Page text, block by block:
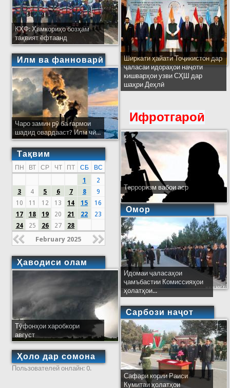
КҲФ: Ҳамкориҳо бозҳам
тақвият ёфтаанд
Илм ва фанноварӣ
Чаро замин рӯ ба гармои
шадид овардааст? Илм чӣ...
Тақвим
ПН ВТ СР ЧТ ПТ СБ
ВС
1
2
3
4 5 6 7 8
9
10
11 12 13 14 15
16
17
18 19 20 21 22
23
24
25 26 27 28
February 2025
Ҳаводиси олам
Тӯфонҳои харобкори
август
Ҳоло дар сомона
Пользователей онлайн: 0.
Ширкати ҳайати Тоҷикистон дар
ҷаласаи идораҳои наҷоти
кишварҳои узви СҲШ дар
шаҳри Деҳлӣ
Ифротгароӣ
Терроризм вабои аср
Омор
Идомаи ҷаласаҳои
ҷамъбастии Комиссияҳои
ҳолатҳои...
Сарбози наҷот
Сафари кории Раиси
Кумитаи ҳолатҳои